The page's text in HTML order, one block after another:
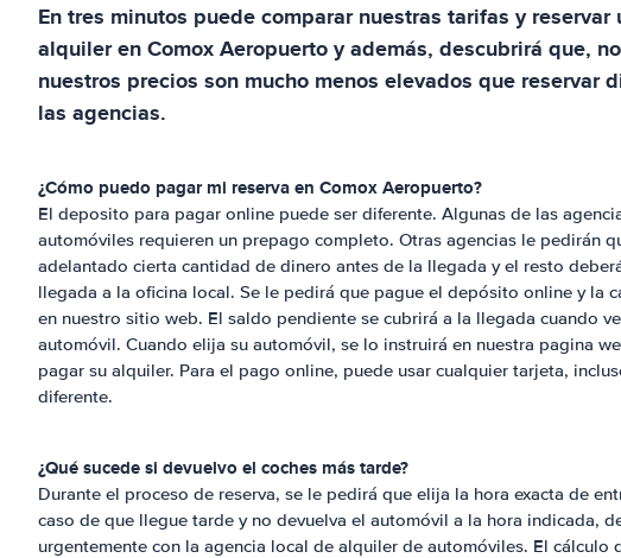
En tres minutos puede comparar nuestras tarifas y reservar
alquiler enComox Aeropuertoy además, descubrirá que,
nuestros precios son mucho menos elevados que reservar
las agencias.
¿Cómo puedo pagar mi reserva en Comox Aeropuerto?
El deposito para pagar online puede ser diferente. Algunas de las
automóviles requieren un prepago completo. Otras agencias le pedirán
adelantado cierta cantidad de dinero antes de la llegada y el resto
llegada a la oficina local. Se le pedirá que pague el depósito online y la
en nuestro sitio web. El saldo pendiente se cubrirá a la llegada cuando
automóvil. Cuando elija su automóvil, se lo instruirá en nuestra pagina
pagar su alquiler. Para el pago online, puede usar cualquier tarjeta,
diferente.
¿Qué sucede si devuelvo el coches más tarde?
Durante el proceso de reserva, se le pedirá que elija la hora exacta de
caso de que llegue tarde y no devuelva el automóvil a la hora indicada,
urgentemente con la agencia local de alquiler de automóviles. El cálculo